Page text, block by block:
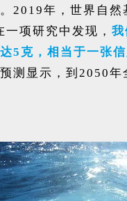
2019年，世界自然
一项研究中发现， 我
5克，相当于一张
测显示，到2050年